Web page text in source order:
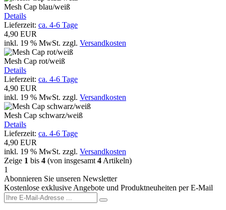
Mesh Cap blau/weiß
Details
Lieferzeit: ca. 4-6 Tage
4,90 EUR
inkl. 19 % MwSt. zzgl. Versandkosten
Mesh Cap rot/weiß
Details
Lieferzeit: ca. 4-6 Tage
4,90 EUR
inkl. 19 % MwSt. zzgl. Versandkosten
Mesh Cap schwarz/weiß
Details
Lieferzeit: ca. 4-6 Tage
4,90 EUR
inkl. 19 % MwSt. zzgl. Versandkosten
Zeige 1 bis 4 (von insgesamt 4 Artikeln)
1
Abonnieren Sie unseren Newsletter
Kostenlose exklusive Angebote und Produktneuheiten per E-Mail